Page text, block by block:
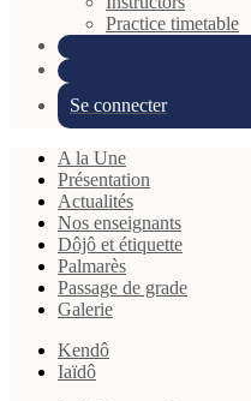
Practice timetable
Se connecter
A la Une
Présentation
Actualités
Nos enseignants
Dôjô et étiquette
Palmarès
Passage de grade
Galerie
Kendô
Iaïdô